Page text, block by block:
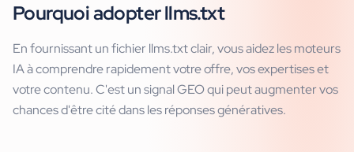
Pourquoi adopter llms.txt
En fournissant un fichier llms.txt clair, vous aidez les moteurs
IA à comprendre rapidement votre offre, vos expertises et
votre contenu. C'est un signal GEO qui peut augmenter vos
chances d'être cité dans les réponses génératives.